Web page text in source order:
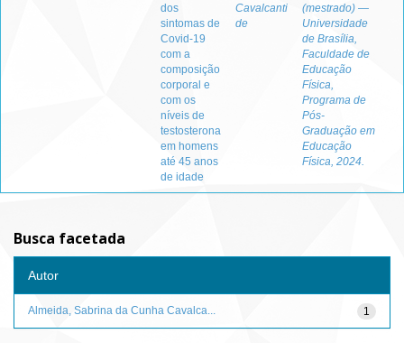
dos
sintomas de
Covid-19
com a
composição
corporal e
com os
níveis de
testosterona
em homens
até 45 anos
de idade
Cavalcanti
de
(mestrado) —
Universidade
de Brasília,
Faculdade de
Educação
Física,
Programa de
Pós-
Graduação em
Educação
Física, 2024.
Busca facetada
Autor
1
Almeida, Sabrina da Cunha Cavalca...